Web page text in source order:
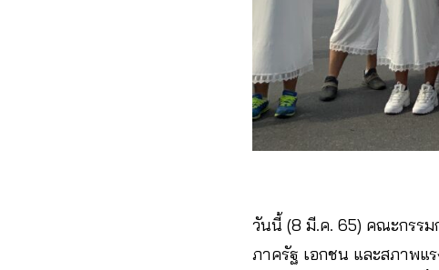
วันนี้ (8 มี.ค. 65) คณะกรร
ภาครัฐ เอกชน และสภาพแ